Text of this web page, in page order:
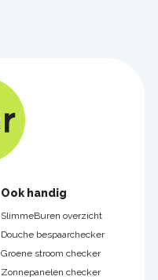
Ook handig
SlimmeBuren overzicht
Douche bespaarchecker
Groene stroom checker
Zonnepanelen checker